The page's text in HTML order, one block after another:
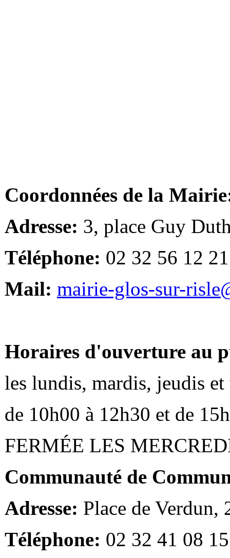
Coordonnées de la
Adresse: 3, place Guy
Téléphone: 02 32 56 12 21
Mail: mairie-glos-sur-
Horaires d'ouverture au
les lundis, mardis, jeudis et
de 10h00 à 12h30 et de
FERMÉE LES
Communauté de
Adresse: Place de Verdun,
Téléphone: 02 32 41 08 15